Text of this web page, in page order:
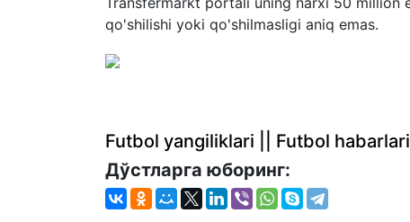
qo'shilishi yoki qo'shilmasligi aniq emas.
Futbol yangiliklari || Futbol
Дўстларга юборинг: